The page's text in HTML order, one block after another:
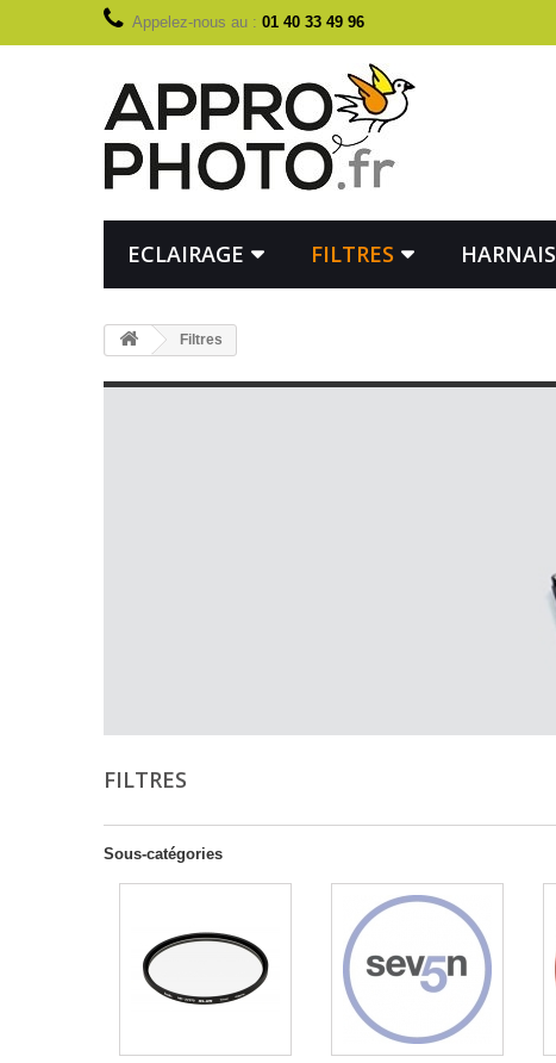
Appelez-nous au : 01 40 33 49 96
ECLAIRAGE FILTRES HARNAIS
Filtres
FILTRES
Sous-catégories